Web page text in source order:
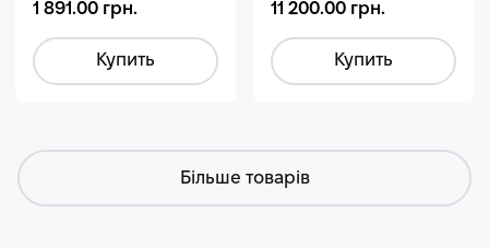
1 891.00 грн.
Купить
11 200.00 грн.
Купить
Більше товарів